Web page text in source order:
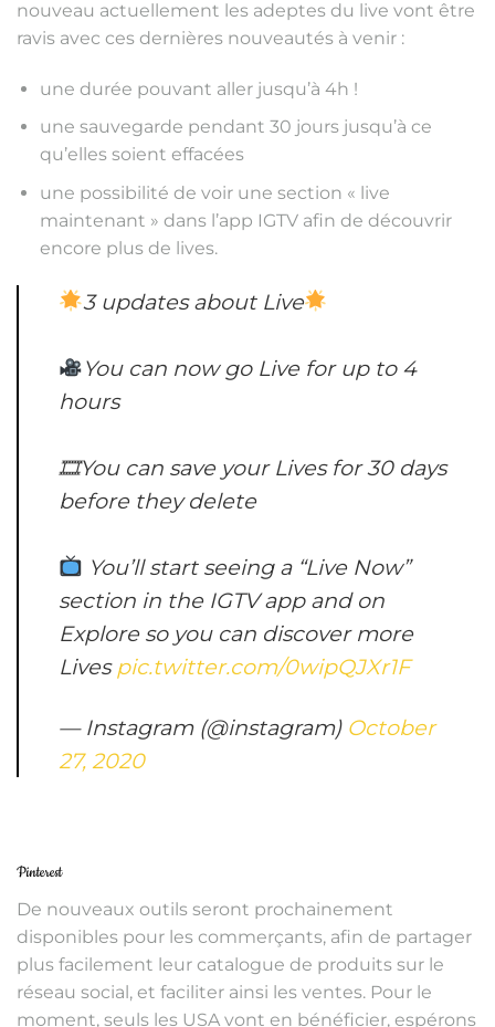
nouveau actuellement les adeptes du live vont être
ravis avec ces dernières nouveautés à venir :
une durée pouvant aller jusqu’à 4h !
une sauvegarde pendant 30 jours jusqu’à ce
qu’elles soient effacées
une possibilité de voir une section « live
maintenant » dans l’app IGTV afin de découvrir
encore plus de lives.
3 updates about Live
You can now go Live for up to 4
hours
🎞You can save your Lives for 30 days
before they delete
You’ll start seeing a “Live Now”
section in the IGTV app and on
Explore so you can discover more
Lives pic.twitter.com/0wipQJXr1F
— Instagram (@instagram) October
27, 2020
Pinterest
De nouveaux outils seront prochainement
disponibles pour les commerçants, afin de partager
plus facilement leur catalogue de produits sur le
réseau social, et faciliter ainsi les ventes. Pour le
moment, seuls les USA vont en bénéficier, espérons